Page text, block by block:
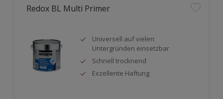
Redox BL Multi Primer
Universell auf vielen
Untergründen einsetzbar
Schnell trocknend
Exzellente Haftung